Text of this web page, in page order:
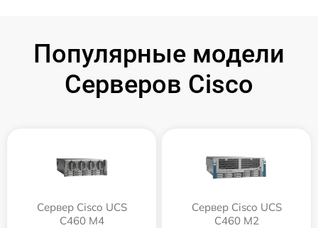
Популярные модели
Серверов Cisco
Сервер Cisco UCS
C460 M4
Сервер Cisco UCS
C460 M2